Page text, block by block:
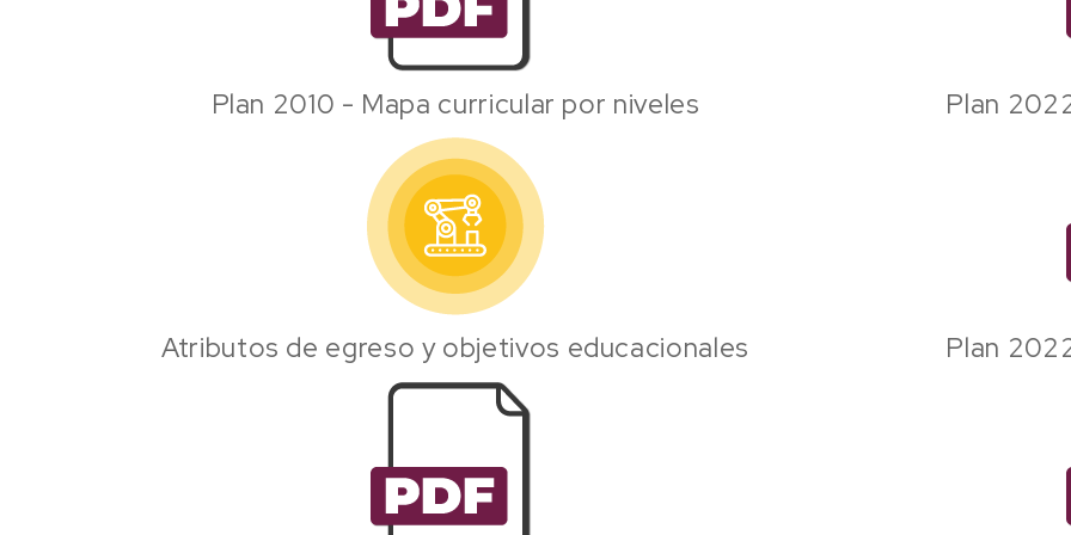
Plan 2010 - Mapa curricular por niveles
Atributos de egreso y objetivos educacionales
Plan
Plan